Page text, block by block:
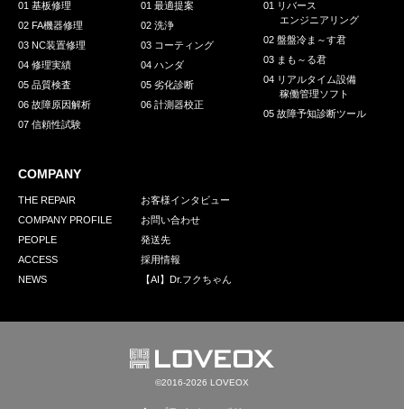
01 基板修理
02 FA機器修理
03 NC装置修理
04 修理実績
05 品質検査
06 故障原因解析
07 信頼性試験
01 最適提案
02 洗浄
03 コーティング
04 ハンダ
05 劣化診断
06 計測器校正
01 リバース
エンジニアリング
02 盤盤冷ま～す君
03 まも～る君
04 リアルタイム設備
稼働管理ソフト
05 故障予知診断ツール
COMPANY
THE REPAIR
COMPANY PROFILE
PEOPLE
ACCESS
NEWS
お客様インタビュー
お問い合わせ
発送先
採用情報
【AI】Dr.フクちゃん
©2016-2026 LOVEOX